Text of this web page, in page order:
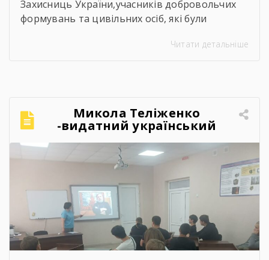
Захисниць України,учасників добровольчих
формувань та цивільних осіб, які були
Читати детальніше
Микола Теліженко
-видатний український
художник, графік,
скульптор, майстер
декоративно-ужиткового
мистецтва